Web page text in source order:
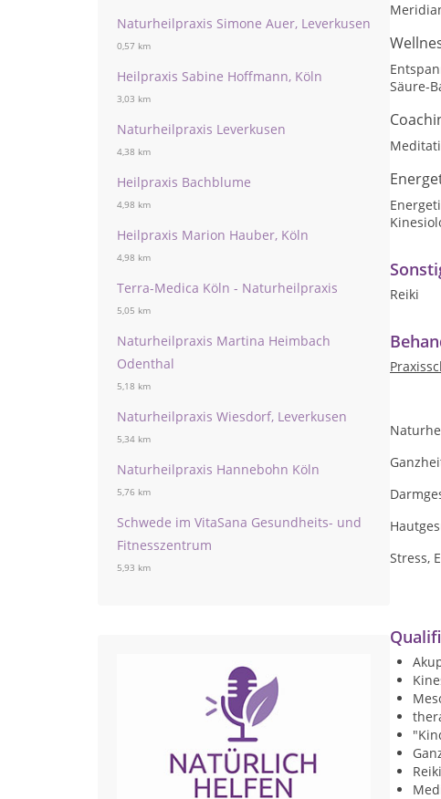
Naturheilpraxis Simone Auer, Leverkusen
0,57 km
Heilpraxis Sabine Hoffmann, Köln
3,03 km
Naturheilpraxis Leverkusen
4,38 km
Heilpraxis Bachblume
4,98 km
Heilpraxis Marion Hauber, Köln
4,98 km
Terra-Medica Köln - Naturheilpraxis
5,05 km
Naturheilpraxis Martina Heimbach
Odenthal
5,18 km
Naturheilpraxis Wiesdorf, Leverkusen
5,34 km
Naturheilpraxis Hannebohn Köln
5,76 km
Schwede im VitaSana Gesundheits- und
Fitnesszentrum
5,93 km
Säure-
Reiki
Stress,
Reiki